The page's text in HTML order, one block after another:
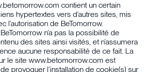
contient un certain
hypertextes vers d’autres sites, mis
l’autorisation de BeTomorrow.
n’a pas la possibilité de
des sites ainsi visités, et n’assumera
aucune responsabilité de ce fait. La
le site www.betomorrow.com est
provoquer l’installation de cookie(s) sur